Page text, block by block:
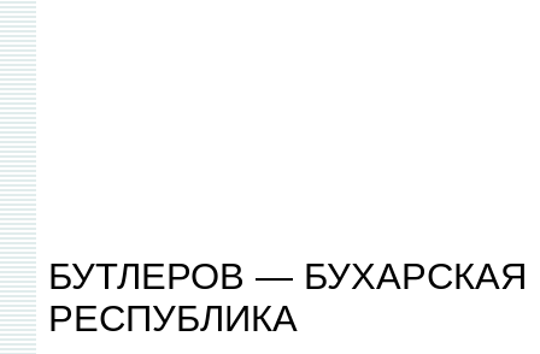
БУТЛЕРОВ —
РЕСПУБЛИКА